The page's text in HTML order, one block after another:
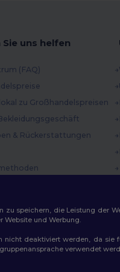
Sie uns helfen
(FAQ)
zu Großhandelspreisen
& Rückerstattungen
zu speichern, die Leistung der
Website und Werbung.
nicht deaktiviert werden, da sie
verwendet